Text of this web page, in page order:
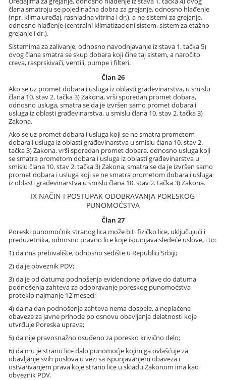
člana smatraju se pojedinačna dobra za grejanje, odnosno hlađenje
(npr. klima uređaj, rashladna vitrina i dr.), a ne sistemi za grejanje,
odnosno hlađenje (centralni klimatizacioni sistem, sistem za etažno
grejanje i dr.).
Sistemima za zalivanje, odnosno navodnjavanje iz stava 1. tačka 5)
ovog člana smatra se skup dobara koji čine taj sistem, a naročito
creva, rasprskivači, ventili, pumpe i filteri.
Član 26
Ako se uz promet dobara i usluga iz oblasti građevinarstva, u smislu
člana 10. stav 2. tačka 3) Zakona, vrši sporedan promet dobara,
odnosno usluga, smatra se da je izvršen samo promet dobara i
usluga iz oblasti građevinarstva, u smislu člana 10. stav 2. tačka 3)
Zakona.
Ako se uz promet dobara i usluga koji se ne smatra prometom
dobara i usluga iz oblasti građevinarstva u smislu člana 10. stav 2.
tačka 3) Zakona, vrši sporedan promet dobara, odnosno usluga koji
se smatra prometom dobara i usluga iz oblasti građevinarstva u
smislu člana 10. stav 2. tačka 3) Zakona, smatra se da je izvršen samo
promet dobara i usluga koji se ne smatra prometom dobara i usluga
iz oblasti građevinarstva u smislu člana 10. stav 2. tačka 3) Zakona.
IX NAČIN I POSTUPAK ODOBRAVANJA PORESKOG
PUNOMOĆSTVA
Član 27
Poreski punomoćnik stranog lica može biti fizičko lice, uključujući i
preduzetnika, odnosno pravno lice koje ispunjava sledeće uslove, i to:
1) da ima prebivalište, odnosno sedište u Republici Srbiji;
2) da je obveznik PDV;
3) da je od datuma podnošenja evidencione prijave do datuma
podnošenja zahteva za odobravanje poreskog punomoćstva
proteklo najmanje 12 meseci;
4) da na dan podnošenja zahteva nema dospele, a neplaćene
obaveze za javne prihode po osnovu obavljanja delatnosti koje
utvrđuje Poreska uprava;
5) da nije pravosnažno osuđeno za poresko krivično delo;
6) da mu je strano lice dalo punomoćje kojim ga ovlašćuje za
obavljanje svih poslova u vezi sa ispunjavanjem obaveza i
ostvarivanjem prava koje strano lice u skladu Zakonom ima kao
obveznik PDV.